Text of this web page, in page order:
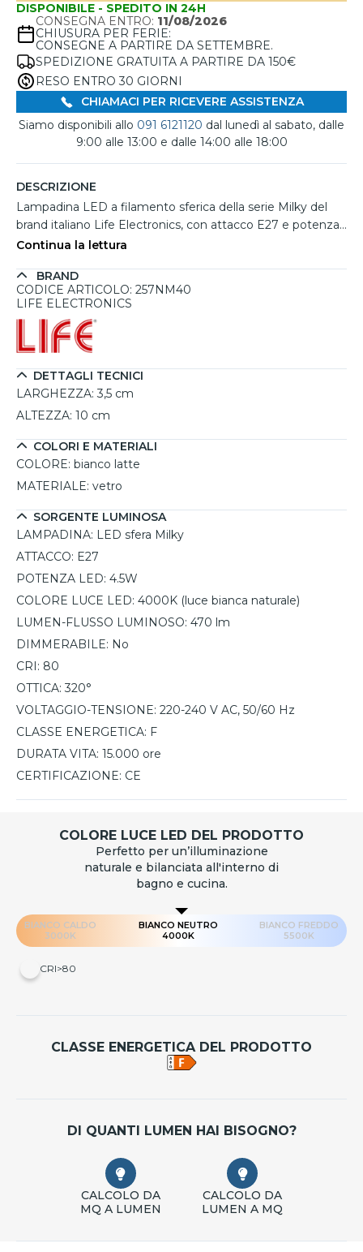
DISPONIBILE - SPEDITO IN 24H
CONSEGNA ENTRO: 11/08/2026
CHIUSURA PER FERIE:
CONSEGNE A PARTIRE DA SETTEMBRE.
SPEDIZIONE GRATUITA A PARTIRE DA 150€
RESO ENTRO 30 GIORNI
CHIAMACI PER RICEVERE ASSISTENZA
Siamo disponibili allo 091 6121120 dal lunedì al sabato, dalle
9:00 alle 13:00 e dalle 14:00 alle 18:00
DESCRIZIONE
Lampadina LED a filamento sferica della serie Milky del
brand italiano Life Electronics, con attacco E27 e potenza
di 4.5W, ideale per ambienti come cucine, bagni e uffici. La
permettono un'illuminazione uniforme e diffusa, grazie
all'ottica a 320°, rendendo gli spazi luminosi e ben
lampadina sostituisce efficacemente una vecchia
lampadina da 40W, offrendo un risparmio energetico e
una lunga durata di circa 15.000 ore. La tecnologia LED
garantisce un'illuminazione efficiente e un design
moderno, non dimmerabile, perfetta per contesti
domestici e professionali.
Continua la lettura
BRAND
CODICE ARTICOLO: 257NM40
LIFE ELECTRONICS
DETTAGLI TECNICI
LARGHEZZA: 3,5 cm
ALTEZZA: 10 cm
COLORI E MATERIALI
COLORE: bianco latte
MATERIALE: vetro
SORGENTE LUMINOSA
LAMPADINA: LED sfera Milky
ATTACCO: E27
POTENZA LED: 4.5W
COLORE LUCE LED: 4000K (luce bianca naturale)
LUMEN-FLUSSO LUMINOSO: 470 lm
DIMMERABILE: No
CRI: 80
OTTICA: 320°
VOLTAGGIO-TENSIONE: 220-240 V AC, 50/60 Hz
CLASSE ENERGETICA: F
DURATA VITA: 15.000 ore
CERTIFICAZIONE: CE
COLORE LUCE LED DEL PRODOTTO
Perfetto per un’illuminazione
naturale e bilanciata all'interno di
bagno e cucina.
BIANCO CALDO
3000K
BIANCO NEUTRO
4000K
BIANCO FREDDO
5500K
CRI>80
CLASSE ENERGETICA DEL PRODOTTO
DI QUANTI LUMEN HAI BISOGNO?
CALCOLO DA
MQ A LUMEN
CALCOLO DA
LUMEN A MQ